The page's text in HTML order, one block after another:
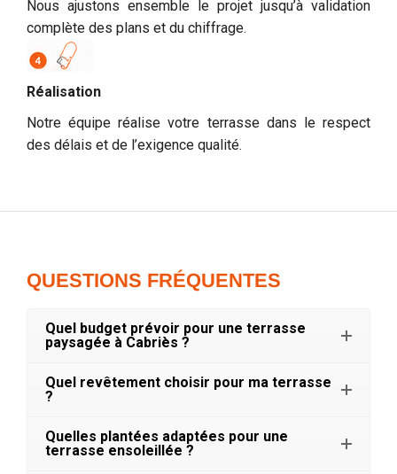
Nous ajustons ensemble le projet jusqu’à validation
complète des plans et du chiffrage.
Réalisation
Notre équipe réalise votre terrasse dans le respect
des délais et de l’exigence qualité.
QUESTIONS FRÉQUENTES
Quel budget prévoir pour une terrasse
paysagée à Cabriès ?
Quel revêtement choisir pour ma terrasse
?
Quelles plantées adaptées pour une
terrasse ensoleillée ?